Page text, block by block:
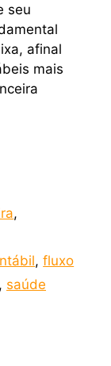
seu
afinal
mais
,
,fluxo
, saúde